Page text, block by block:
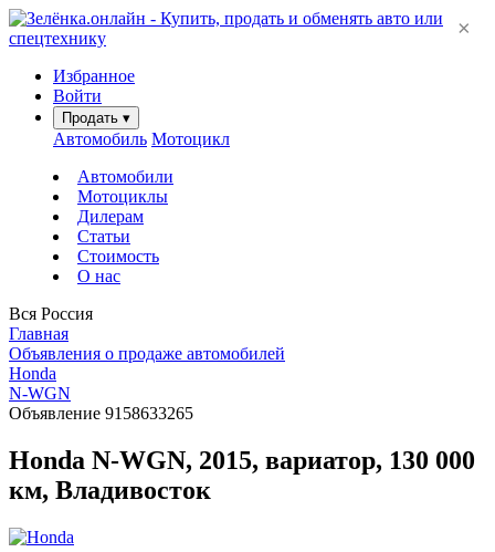
Избранное
Войти
Продать ▾
Автомобиль Мотоцикл
Автомобили
Мотоциклы
Дилерам
Статьи
Стоимость
О нас
Вся Россия
Главная
Объявления о продаже автомобилей
Honda
N-WGN
Объявление 9158633265
Honda N-WGN, 2015, вариатор, 130 000
км, Владивосток
×